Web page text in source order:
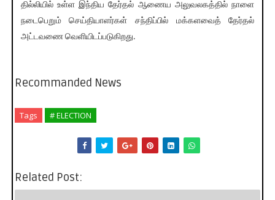
தில்லியில் உள்ள இந்திய தேர்தல் ஆணைய அலுவலகத்தில் நாளை
நடைபெறும் செய்தியாளர்கள் சந்திப்பில் மக்களவைத் தேர்தல்
அட்டவணை வெளியிடப்படுகிறது.
Recommanded News
Tags # ELECTION
Related Post: